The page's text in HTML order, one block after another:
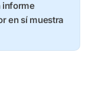
informe
en sí muestra